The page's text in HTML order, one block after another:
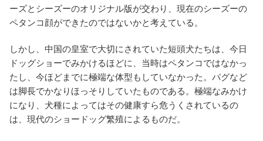
ーズとシーズーのオリジナル版が交わり、現在のシーズーの
ペタンコ顔ができたのではないかと考えている。
しかし、中国の皇室で大切にされていた短頭犬たちは、今日
ドッグショーでみかけるほどに、当時はペタンコではなかっ
たし、今ほどまでに極端な体型もしていなかった。パグなど
は脚長でかなりほっそりしていたものである。極端なみかけ
になり、犬種によってはその健康すら危うくされているの
は、現代のショードッグ繁殖によるものだ。